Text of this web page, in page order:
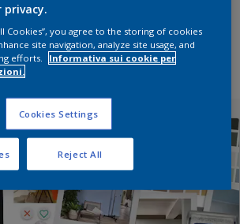
il
parete tutta righe,
ecco come
privacy.
Cookies”, you agree to the storing of cookies
site navigation, analyze site usage, and
efforts.
Informativa sui cookie per
Cookies Settings
Reject All